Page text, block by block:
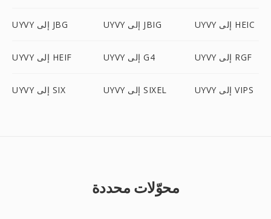
UYVY إلى JBG UYVY إلى JBIG UYVY إلى HEIC
UYVY إلى HEIF UYVY إلى G4 UYVY إلى RGF
UYVY إلى SIX UYVY إلى SIXEL UYVY إلى VIPS
محوّلات محددة